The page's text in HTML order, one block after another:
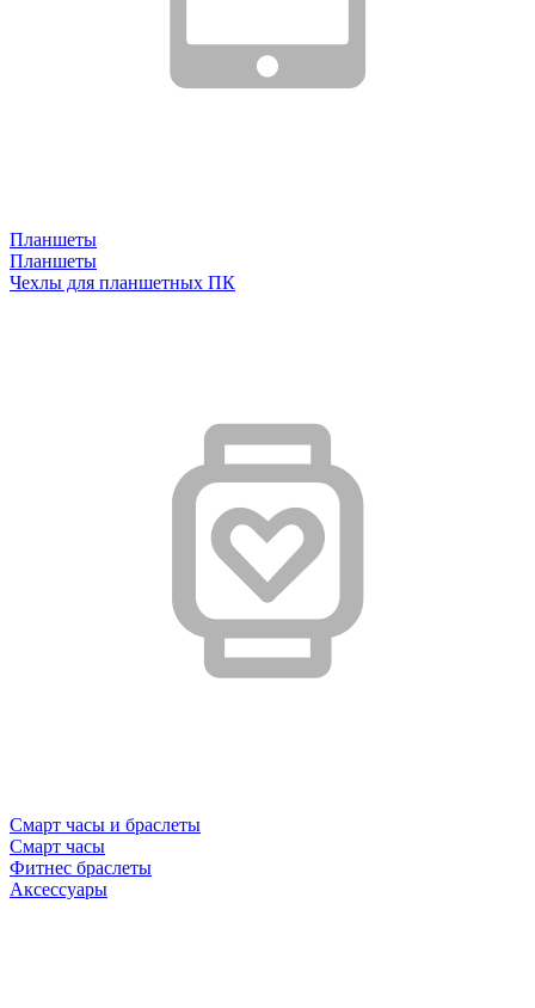
Планшеты
Планшеты
Чехлы для планшетных ПК
Смарт часы и браслеты
Смарт часы
Фитнес браслеты
Аксессуары